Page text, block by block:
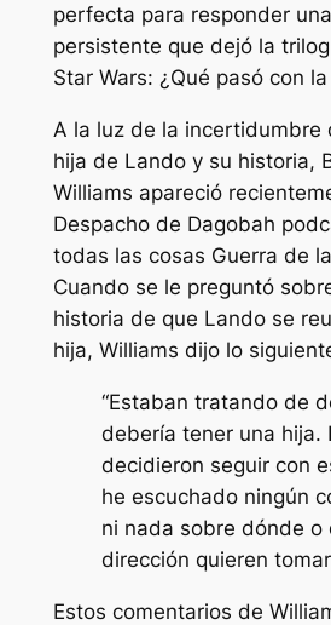
perfecta para responder
persistente que dejó la
Star Wars: ¿Qué pasó con
A la luz de la incertidumbre
hija de Lando y su historia,
Williams apareció
Despacho de Dagobah
todas las cosas Guerra de
Cuando se le preguntó
historia de que Lando se
hija, Williams dijo lo
“Estaban tratando de
debería tener una hija.
decidieron seguir con
he escuchado ningún
ni nada sobre dónde o
dirección quieren
Estos comentarios de